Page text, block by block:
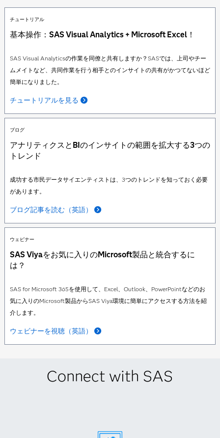
チュートリアル
基本操作：SAS Visual Analytics + Microsoft Excel！
SAS Visual Analyticsの作業を同僚と共有しますか？SASでは、上司やチー
ムメイトなど、共同作業を行う相手とのインサイトの共有がかつてないほど
簡単になりました。
チュートリアルを見る
ブログ
アナリティクスとBIのインサイトの範囲を拡大する3つの
トレンド
成功する市民データサイエンティストは、3つのトレンドを知っておく必要
があります。
ブログ記事を読む（英語）
ウェビナー
SAS Viyaをお気に入りのMicrosoft製品と統合するに
は？
SAS for Microsoft 365を使用して、Excel、Outlook、PowerPointなどのお
気に入りのMicrosoft製品からSAS Viya環境に簡単にアクセスする方法を紹
介します。
ウェビナーを視聴（英語）
Connect with SAS